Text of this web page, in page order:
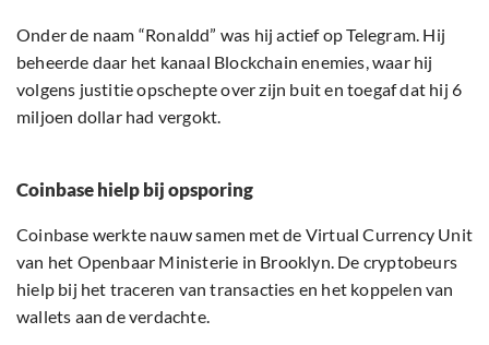
Onder de naam “Ronaldd” was hij actief op Telegram. Hij
beheerde daar het kanaal Blockchain enemies, waar hij
volgens justitie opschepte over zijn buit en toegaf dat hij 6
miljoen dollar had vergokt.
Coinbase hielp bij opsporing
Coinbase werkte nauw samen met de Virtual Currency Unit
van het Openbaar Ministerie in Brooklyn. De cryptobeurs
hielp bij het traceren van transacties en het koppelen van
wallets aan de verdachte.